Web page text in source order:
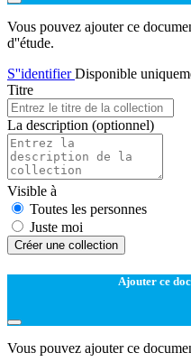
Vous pouvez ajouter ce
d''étude.
S''identifierDisponible
Titre
La description (optionnel)
Visible à
Toutes les personnes
Juste moi
Créer une collection
Ajouter ce
Vous pouvez ajouter ce